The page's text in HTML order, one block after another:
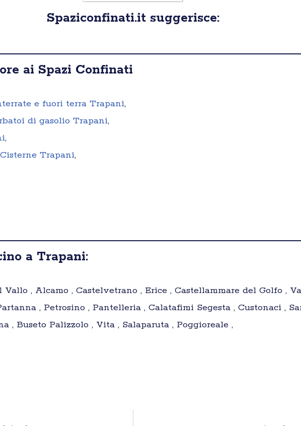
Spaziconfinati.it suggerisce:
ai Spazi Confinati
e fuori terra Trapani,
di gasolio Trapani,
,
Trapani,
a Trapani:
Vallo , Alcamo , Castelvetrano , Erice , Castellammare del Golfo ,
, Petrosino , Pantelleria , Calatafimi Segesta , Custonaci ,
, Buseto Palizzolo , Vita , Salaparuta , Poggioreale ,